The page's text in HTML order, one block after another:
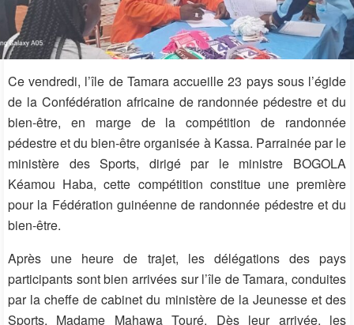
Ce vendredi, l’île de Tamara accueille 23 pays sous l’égide
de la Confédération africaine de randonnée pédestre et du
bien-être, en marge de la compétition de randonnée
pédestre et du bien-être organisée à Kassa. Parrainée par le
ministère des Sports, dirigé par le ministre BOGOLA
Kéamou Haba, cette compétition constitue une première
pour la Fédération guinéenne de randonnée pédestre et du
bien-être.
Après une heure de trajet, les délégations des pays
participants sont bien arrivées sur l’île de Tamara, conduites
par la cheffe de cabinet du ministère de la Jeunesse et des
Sports, Madame Mahawa Touré. Dès leur arrivée, les